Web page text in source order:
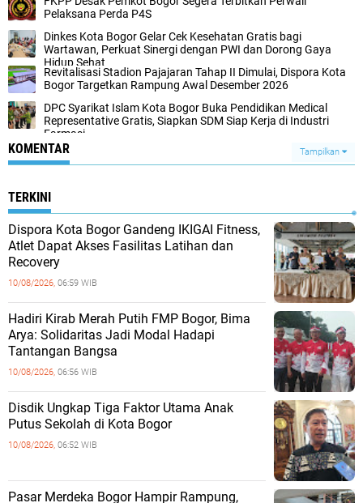
Pelaksana Perda P4S
Dinkes Kota Bogor Gelar Cek Kesehatan Gratis bagi
Wartawan, Perkuat Sinergi dengan PWI dan Dorong Gaya
Hidup Sehat
Revitalisasi Stadion Pajajaran Tahap II Dimulai, Dispora Kota
Bogor Targetkan Rampung Awal Desember 2026
DPC Syarikat Islam Kota Bogor Buka Pendidikan Medical
Representative Gratis, Siapkan SDM Siap Kerja di Industri
Farmasi
KOMENTAR Tampilkan
TERKINI
Dispora Kota Bogor Gandeng IKIGAI Fitness,
Atlet Dapat Akses Fasilitas Latihan dan
Recovery
10/08/2026, 06:59 WIB
Hadiri Kirab Merah Putih FMP Bogor, Bima
Arya: Solidaritas Jadi Modal Hadapi
Tantangan Bangsa
10/08/2026, 06:56 WIB
Disdik Ungkap Tiga Faktor Utama Anak
Putus Sekolah di Kota Bogor
10/08/2026, 06:52 WIB
Pasar Merdeka Bogor Hampir Rampung,